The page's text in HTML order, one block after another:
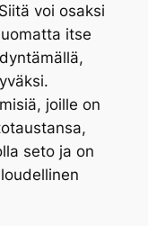
voi osaksi
itse
joille on
seto ja on